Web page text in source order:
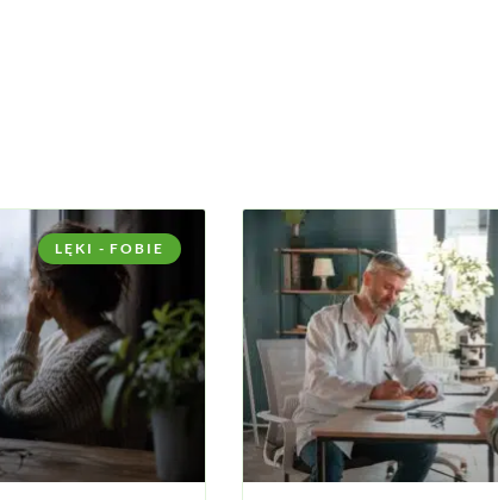
LĘKI - FOBIE